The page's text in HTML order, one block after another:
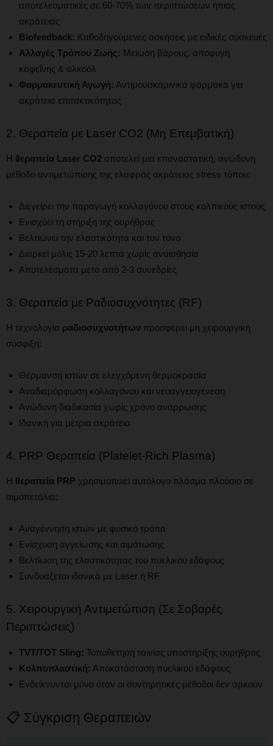
αποτελεσματικές σε 60-70% των περιπτώσεων ήπιας
ακράτειας
Biofeedback: Καθοδηγούμενες ασκήσεις με ειδικές συσκευές
Αλλαγές Τρόπου Ζωής: Μείωση βάρους, αποφυγή
καφεΐνης & αλκοόλ
Φαρμακευτική Αγωγή: Αντιμουσκαρινικά φάρμακα για
ακράτεια επιτακτικότητας
2. Θεραπεία με Laser CO2 (Μη Επεμβατική)
Η θεραπεία Laser CO2 αποτελεί μια επαναστατική, ανώδυνη
μέθοδο αντιμετώπισης της ελαφράς ακράτειας stress τύπου:
Διεγείρει την παραγωγή κολλαγόνου στους κολπικούς ιστούς
Ενισχύει τη στήριξη της ουρήθρας
Βελτιώνει την ελαστικότητα και τον τόνο
Διαρκεί μόλις 15-20 λεπτά χωρίς αναισθησία
Αποτελέσματα μετά από 2-3 συνεδρίες
3. Θεραπεία με Ραδιοσυχνότητες (RF)
Η τεχνολογία ραδιοσυχνοτήτων προσφέρει μη χειρουργική
σύσφιξη:
Θέρμανση ιστών σε ελεγχόμενη θερμοκρασία
Αναδιαμόρφωση κολλαγόνου και νεοαγγειογένεση
Ανώδυνη διαδικασία χωρίς χρόνο ανάρρωσης
Ιδανική για μέτρια ακράτεια
4. PRP Θεραπεία (Platelet-Rich Plasma)
Η θεραπεία PRP χρησιμοποιεί αυτόλογο πλάσμα πλούσιο σε
αιμοπετάλια:
Αναγέννηση ιστών με φυσικό τρόπο
Ενίσχυση αγγείωσης και αιμάτωσης
Βελτίωση της ελαστικότητας του πυελικού εδάφους
Συνδυάζεται ιδανικά με Laser ή RF
5. Χειρουργική Αντιμετώπιση (Σε Σοβαρές
Περιπτώσεις)
TVT/TOT Sling: Τοποθέτηση ταινίας υποστήριξης ουρήθρας
Κολποπλαστική: Αποκατάσταση πυελικού εδάφους
Ενδείκνυνται μόνο όταν οι συντηρητικές μέθοδοι δεν αρκούν
📋 Σύγκριση Θεραπειών